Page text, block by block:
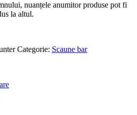
nuanțele anumitor produse pot fi
la altul.
Categorie: Scaune bar